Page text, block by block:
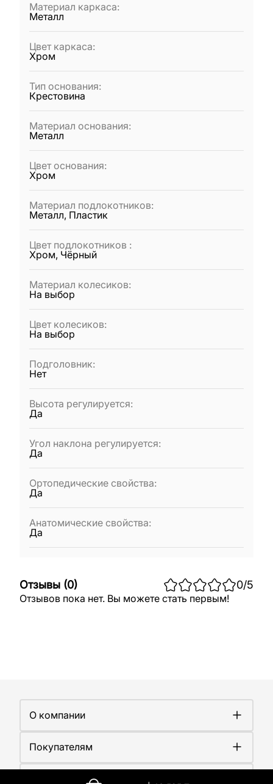
Материал каркаса:
Металл
Цвет каркаса:
Хром
Тип основания:
Крестовина
Материал основания:
Металл
Цвет основания:
Хром
Материал подлокотников:
Металл, Пластик
Цвет подлокотников :
Хром, Чёрный
Материал колесиков:
На выбор
Цвет колесиков:
На выбор
Подголовник:
Нет
Высота регулируется:
Да
Угол наклона регулируется:
Да
Ортопедические свойства:
Да
Анатомические свойства:
Да
Отзывы (0) 0/5
Отзывов пока нет. Вы можете стать первым!
О компании
Работа у нас
Сертификаты
Покупателям
Доставка